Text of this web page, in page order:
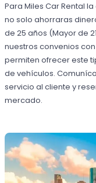
Para Miles Car Rental
no solo ahorraras
de 25 años (Mayor de
nuestros convenios
permiten ofrecer este
de vehículos.
servicio al cliente y
mercado.